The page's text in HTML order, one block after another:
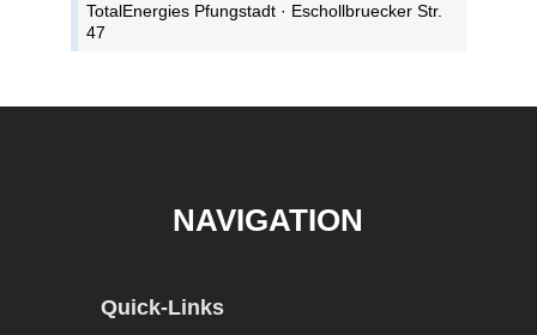
TotalEnergies Pfungstadt · Eschollbruecker Str.
47
NAVIGATION
Quick-Links